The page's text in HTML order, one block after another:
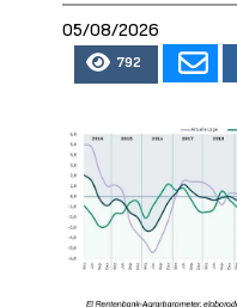
05/08/2026
792